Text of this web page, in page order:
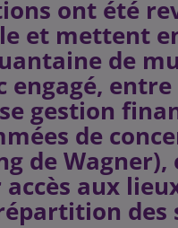
ont été
et mettent
de
engagé,
gestion
de
de
aux
des